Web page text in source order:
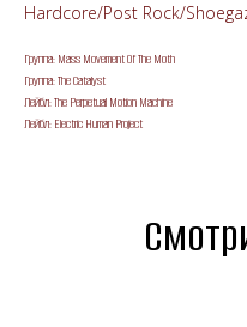
Hardcore/Post Rock/
Группа: Mass Movement Of The Moth
Группа: The Catalyst
Лейбл: The Perpetual Motion Machine
Лейбл: Electric Human Project